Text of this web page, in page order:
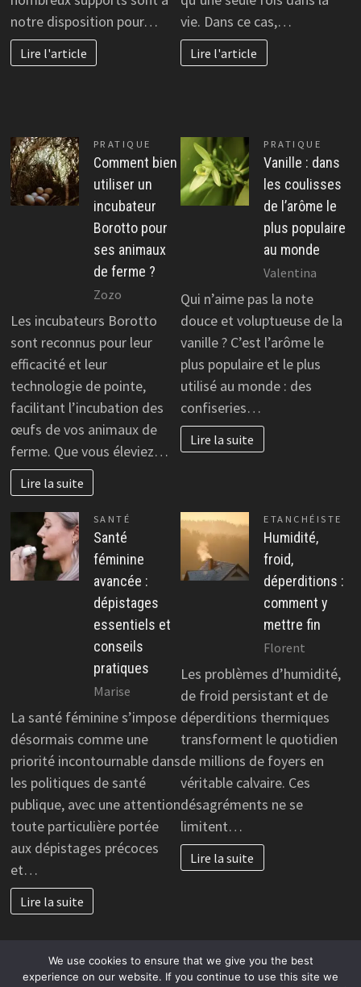
notre disposition pour…
Lire l'article
vie. Dans ce cas,…
Lire l'article
PRATIQUE
Comment bien
utiliser un
incubateur
Borotto pour
ses animaux
de ferme ?
Zozo
Les incubateurs Borotto
sont reconnus pour leur
efficacité et leur
technologie de pointe,
facilitant l’incubation des
œufs de vos animaux de
ferme. Que vous éleviez…
Lire la suite
PRATIQUE
Vanille : dans
les coulisses
de l’arôme le
plus populaire
au monde
Valentina
Qui n’aime pas la note
douce et voluptueuse de la
vanille ? C’est l’arôme le
plus populaire et le plus
utilisé au monde : des
confiseries…
Lire la suite
SANTÉ
Santé
féminine
avancée :
dépistages
essentiels et
conseils
pratiques
Marise
La santé féminine s’impose
désormais comme une
priorité incontournable dans
les politiques de santé
publique, avec une attention
toute particulière portée
aux dépistages précoces
et…
Lire la suite
ETANCHÉISTE
Humidité,
froid,
déperditions :
comment y
mettre fin
Florent
Les problèmes d’humidité,
de froid persistant et de
déperditions thermiques
transforment le quotidien
de millions de foyers en
véritable calvaire. Ces
désagréments ne se
limitent…
Lire la suite
We use cookies to ensure that we give you the best
experience on our website. If you continue to use this site we